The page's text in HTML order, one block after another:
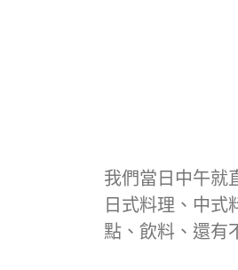
我們當日中午就
日式料理、中式
點、飲料、還有